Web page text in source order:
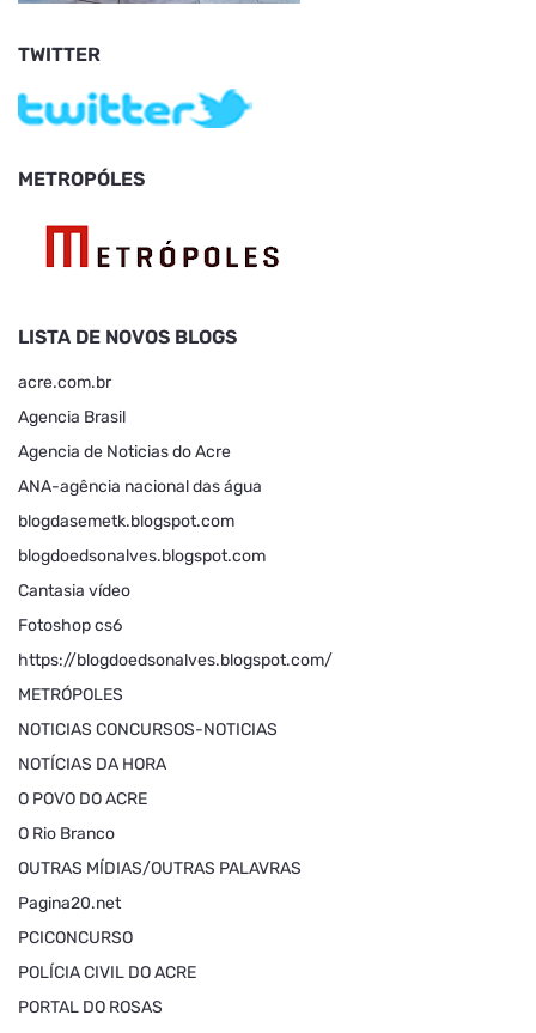
TWITTER
METROPÓLES
LISTA DE NOVOS BLOGS
acre.com.br
Agencia Brasil
Agencia de Noticias do Acre
ANA-agência nacional das água
blogdasemetk.blogspot.com
blogdoedsonalves.blogspot.com
Cantasia vídeo
Fotoshop cs6
https://blogdoedsonalves.blogspot.com/
METRÓPOLES
NOTICIAS CONCURSOS-NOTICIAS
NOTÍCIAS DA HORA
O POVO DO ACRE
O Rio Branco
OUTRAS MÍDIAS/OUTRAS PALAVRAS
Pagina20.net
PCICONCURSO
POLÍCIA CIVIL DO ACRE
PORTAL DO ROSAS